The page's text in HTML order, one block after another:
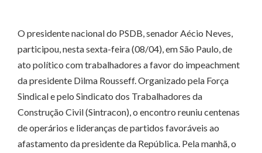
O presidente nacional do PSDB, senador Aécio Neves,
participou, nesta sexta-feira (08/04), em São Paulo, de
ato político com trabalhadores a favor do impeachment
da presidente Dilma Rousseff. Organizado pela Força
Sindical e pelo Sindicato dos Trabalhadores da
Construção Civil (Sintracon), o encontro reuniu centenas
de operários e lideranças de partidos favoráveis ao
afastamento da presidente da República. Pela manhã, o